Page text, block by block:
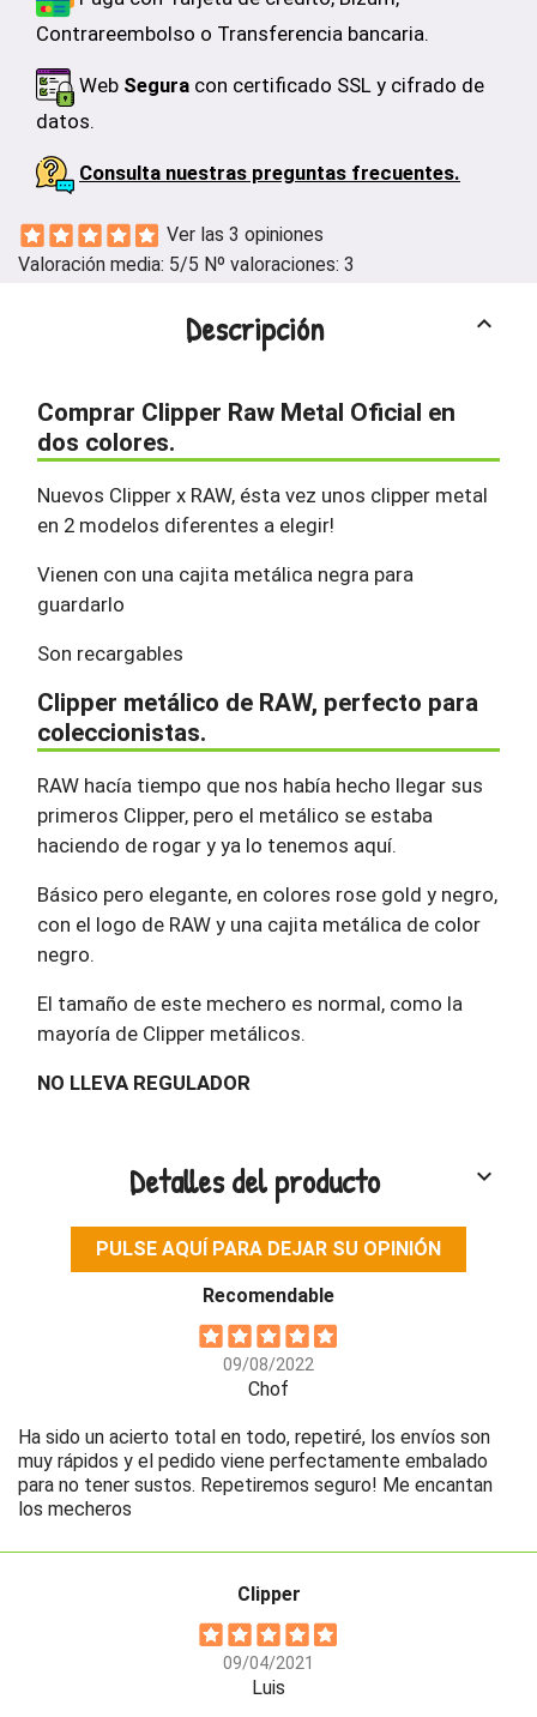
Contrareembolso o Transferencia bancaria.
Web Segura con certificado SSL y cifrado de
datos.
Consulta nuestras preguntas frecuentes.
Ver las 3 opiniones
Valoración media: 5/5 Nº valoraciones: 3
Descripción keyboard_arrow_up
Comprar Clipper Raw Metal Oficial en
dos colores.
Nuevos Clipper x RAW, ésta vez unos clipper metal
en 2 modelos diferentes a elegir!
Vienen con una cajita metálica negra para
guardarlo
Son recargables
Clipper metálico de RAW, perfecto para
coleccionistas.
RAW hacía tiempo que nos había hecho llegar sus
primeros Clipper, pero el metálico se estaba
haciendo de rogar y ya lo tenemos aquí.
Básico pero elegante, en colores rose gold y negro,
con el logo de RAW y una cajita metálica de color
negro.
El tamaño de este mechero es normal, como la
mayoría de Clipper metálicos.
NO LLEVA REGULADOR
Detalles del producto keyboard_arrow_down
PULSE AQUÍ PARA DEJAR SU OPINIÓN
Recomendable
09/08/2022
Chof
Ha sido un acierto total en todo, repetiré, los envíos son
muy rápidos y el pedido viene perfectamente embalado
para no tener sustos. Repetiremos seguro! Me encantan
los mecheros
Clipper
09/04/2021
Luis